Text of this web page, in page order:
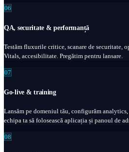
06
QA, securitate & performanță
Testăm fluxurile critice, scanare de securitate,
Vitals, accesibilitate. Pregătim pentru lansare.
07
Go-live & training
Lansăm pe domeniul tău, configurăm
echipa ta să folosească aplicația și panoul de
08